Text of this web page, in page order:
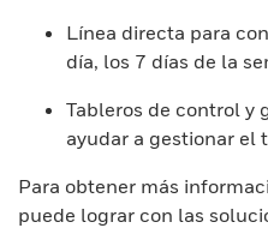
Línea directa para
día, los 7 días de la
Tableros de control y
ayudar a gestionar
Para obtener más
puede lograr con las